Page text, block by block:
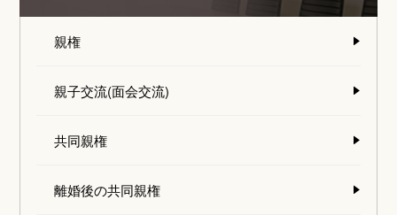
親権
親子交流(面会交流)
共同親権
離婚後の共同親権